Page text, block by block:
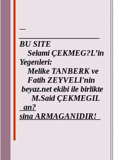
BU SITE
Selami ÇEKMEG?L’in
Yegenleri:
Melike TANBERK ve
Fatih ZEYVELI'nin
beyaz.net ekibi ile birlikte
M.Said ÇEKMEGIL
an?
sina ARMAGANIDIR!